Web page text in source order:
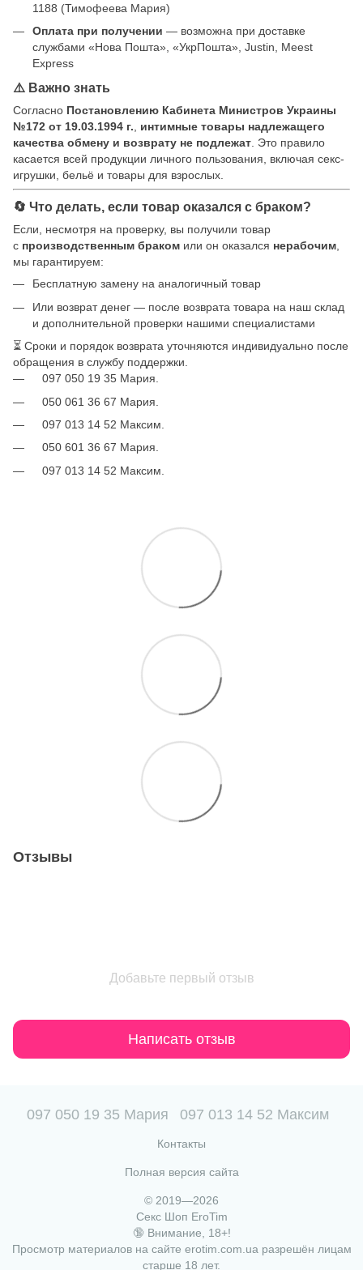
1188 (Тимофеева Мария)
Оплата при получении — возможна при доставке
службами «Нова Пошта», «УкрПошта», Justin, Meest
Express
⚠️ Важно знать
Согласно Постановлению Кабинета Министров Украины
№172 от 19.03.1994 г.
интимные товары надлежащего
качества обмену и возврату не подлежат . Это правило
касается всей продукции личного пользования, включая секс-
игрушки, бельё и товары для взрослых.
🔄 Что делать, если товар оказался с браком?
Если, несмотря на проверку, вы получили товар
с производственным браком или он оказался нерабочим,
мы гарантируем:
Бесплатную замену на аналогичный товар
Или возврат денег — после возврата товара на наш склад
и дополнительной проверки нашими специалистами
⏳ Сроки и порядок возврата уточняются индивидуально после
обращения в службу поддержки.
097 050 19 35 Мария.
050 061 36 67 Мария.
097 013 14 52 Максим.
050 601 36 67 Мария.
097 013 14 52 Максим.
Отзывы
Добавьте первый отзыв
Написать отзыв
097 050 19 35 Мария 097 013 14 52 Максим
Контакты
Полная версия сайта
© 2019—2026
Секс Шоп EroTim
🔞 Внимание, 18+!
Просмотр материалов на сайте erotim.com.ua разрешён лицам
старше 18 лет.